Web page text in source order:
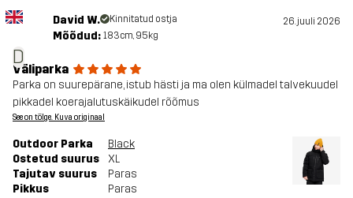
D
David W. Kinnitatud ostja 26. juuli 2026
Mõõdud: 183cm, 95kg
Väliparka
Parka on suurepärane, istub hästi ja ma olen külmadel talvekuudel
pikkadel koerajalutuskäikudel rõõmus
See on tõlge. Kuva originaal
Outdoor Parka
Black
Ostetud suurus
XL
Tajutav suurus
Paras
Pikkus
Paras